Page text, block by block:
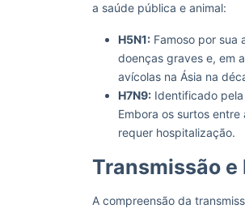
a saúde pública e animal:
H5N1: Famoso por sua
doenças graves e, em
avícolas na Ásia na
H7N9: Identificado
Embora os surtos
requer hospitalização.
Transmissão e
A compreensão da